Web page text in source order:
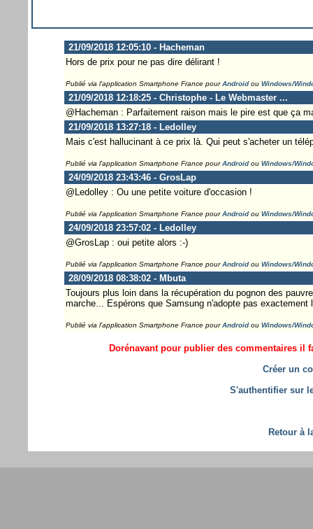
21/09/2018 12:05:10 - Hacheman
Hors de prix pour ne pas dire délirant !
Publié via l'application Smartphone France pourAndroidou Windows/
21/09/2018 12:18:25 - Christophe - Le Webmaster ...
@Hacheman : Parfaitement raison mais le pire est que ça
21/09/2018 13:27:18 - Ledolley
Mais c'est hallucinant à ce prix là. Qui peut s'acheter un
Publié via l'application Smartphone France pourAndroidou Windows/
24/09/2018 23:43:46 - GrosLap
@Ledolley : Ou une petite voiture d'occasion !
Publié via l'application Smartphone France pourAndroidou Windows/
24/09/2018 23:57:02 - Ledolley
@GrosLap : oui petite alors :-)
Publié via l'application Smartphone France pourAndroidou Windows/
28/09/2018 08:38:02 - Mbuta
Toujours plus loin dans la récupération du pognon des
marche... Espérons que Samsung n'adopte pas exactement
Publié via l'application Smartphone France pourAndroidou Windows/
Dorénavant pour publier des commentaires il
Créer un
S'authentifier sur
Retour à